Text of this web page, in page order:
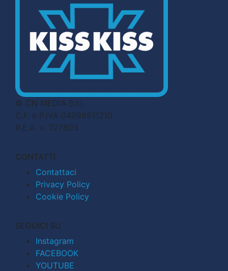
© CN MEDIA S.r.l.
C.F. e P.IVA 04998911210
R.E.A. n. 727803
CONTATTI
Contattaci
Privacy Policy
Cookie Policy
SEGUICI SU
Instagram
FACEBOOK
YOUTUBE